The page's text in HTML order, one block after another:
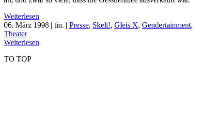
Weiterlesen
06. März 1998 | tin. | Presse, Skelt!, Gleis X, Gendertainment,
Theater
Weiterlesen
TO TOP